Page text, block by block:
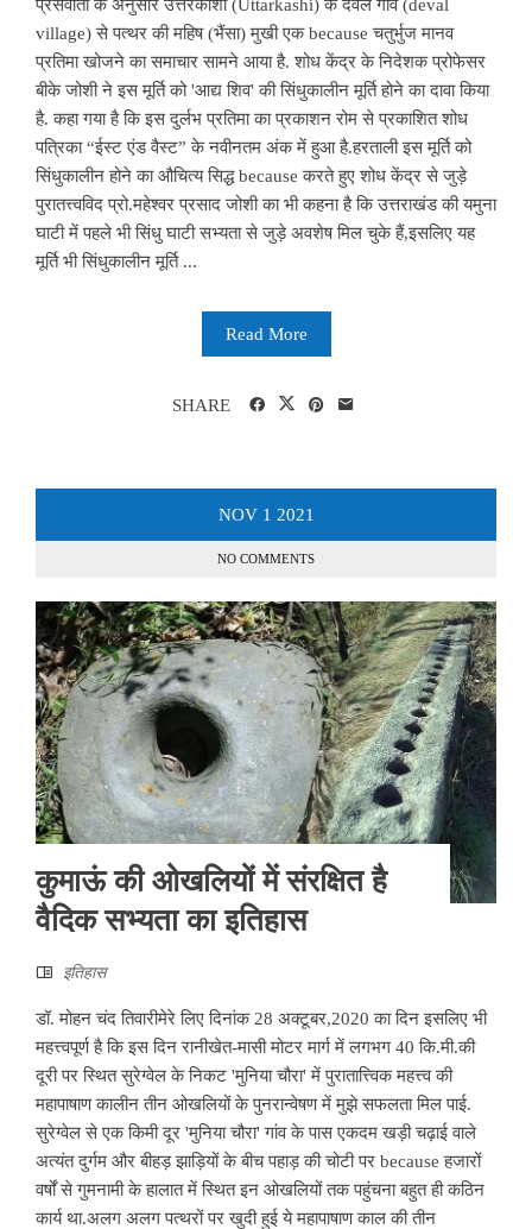
प्रेसवार्ता के अनुसार उत्तरकाशी (Uttarkashi) के देवल गांव (deval
village) से पत्थर की महिष (भैंसा) मुखी एक because चतुर्भुज मानव
प्रतिमा खोजने का समाचार सामने आया है. शोध केंद्र के निदेशक प्रोफेसर
बीके जोशी ने इस मूर्ति को 'आद्य शिव' की सिंधुकालीन मूर्ति होने का दावा किया
है. कहा गया है कि इस दुर्लभ प्रतिमा का प्रकाशन रोम से प्रकाशित शोध
पत्रिका “ईस्ट एंड वैस्ट” के नवीनतम अंक में हुआ है.हरताली इस मूर्ति को
सिंधुकालीन होने का औचित्य सिद्ध because करते हुए शोध केंद्र से जुड़े
पुरातत्त्वविद प्रो.महेश्वर प्रसाद जोशी का भी कहना है कि उत्तराखंड की यमुना
घाटी में पहले भी सिंधु घाटी सभ्यता से जुड़े अवशेष मिल चुके हैं,इसलिए यह
मूर्ति भी सिंधुकालीन मूर्ति ...
Read More
SHARE
NOV 1 2021
NO COMMENTS
कुमाऊं की ओखलियों में संरक्षित है
वैदिक सभ्यता का इतिहास
इतिहास
डॉ. मोहन चंद तिवारीमेरे लिए दिनांक 28 अक्टूबर,2020 का दिन इसलिए भी
महत्त्वपूर्ण है कि इस दिन रानीखेत-मासी मोटर मार्ग में लगभग 40 कि.मी.की
दूरी पर स्थित सुरेग्वेल के निकट 'मुनिया चौरा' में पुरातात्त्विक महत्त्व की
महापाषाण कालीन तीन ओखलियों के पुनरान्वेषण में मुझे सफलता मिल पाई.
सुरेग्वेल से एक किमी दूर 'मुनिया चौरा' गांव के पास एकदम खड़ी चढ़ाई वाले
अत्यंत दुर्गम और बीहड़ झाड़ियों के बीच पहाड़ की चोटी पर because हजारों
वर्षों से गुमनामी के हालात में स्थित इन ओखलियों तक पहुंचना बहुत ही कठिन
कार्य था.अलग अलग पत्थरों पर खुदी हुई ये महापाषाण काल की तीन